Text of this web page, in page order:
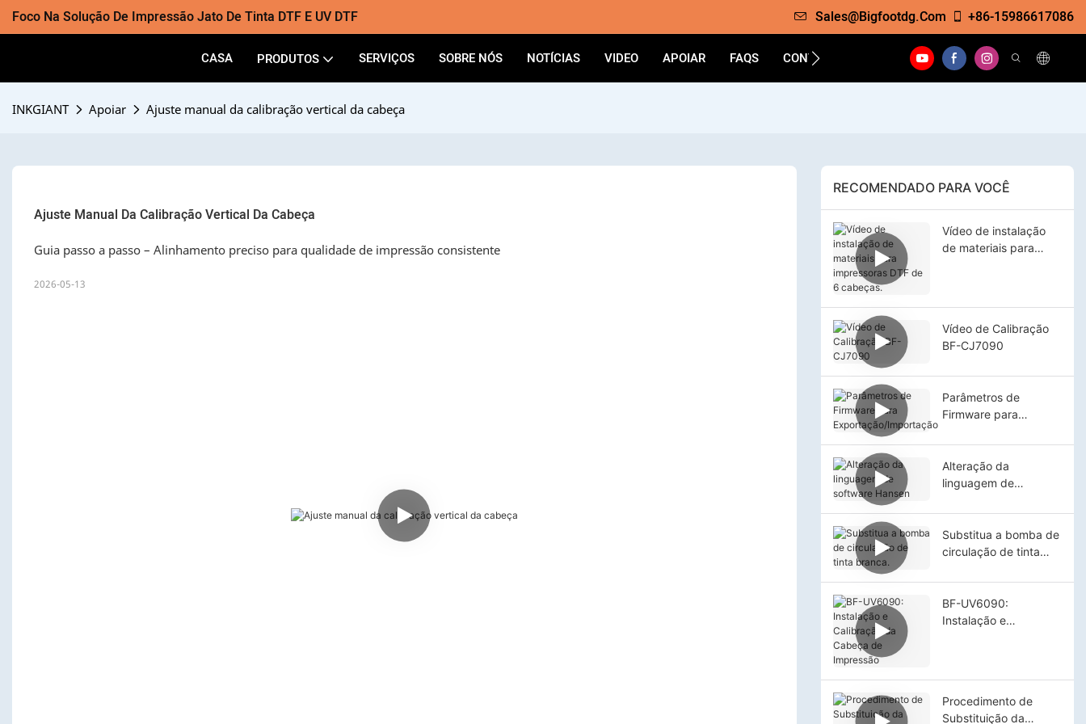
Foco Na Solução De Impressão Jato De Tinta DTF E UV DTF Sales@bigfootdg.com +86-15986617086
CASA PRODUTOS SERVIÇOS SOBRE NÓS NOTÍCIAS VIDEO APOIAR FAQS CONTATO
INKGIANT Apoiar Ajuste manual da calibração vertical da cabeça
Ajuste Manual Da Calibração Vertical Da Cabeça
Guia passo a passo – Alinhamento preciso para qualidade de impressão consistente
2026-05-13
RECOMENDADO PARA VOCÊ
Vídeo de instalação
de materiais para
Vídeo de Calibração
BF-CJ7090
Parâmetros de
Firmware para
o
Alteração da
linguagem de
Substitua a bomba de
circulação de tinta
BF-UV6090:
Instalação e
Procedimento de
Substituição da